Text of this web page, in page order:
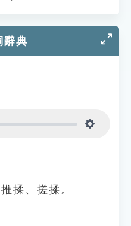
辭典
揉、搓揉。